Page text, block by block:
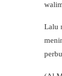
Lalu